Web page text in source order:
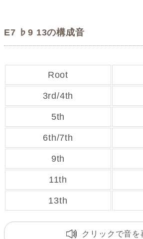
E7 ♭9 13の構成音
Root
3rd/4th
5th
6th/7th
9th
11th
13th
クリックで音を